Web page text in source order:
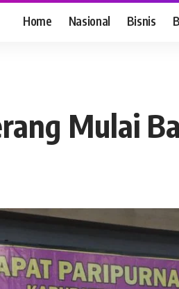
Home Nasional Bisnis
Mulai